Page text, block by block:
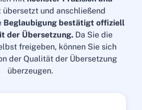
übersetzt und anschließend
Beglaubigung bestätigt offiziell
der Übersetzung. Da Sie die
freigeben, können Sie sich
der Qualität der Übersetzung
überzeugen.